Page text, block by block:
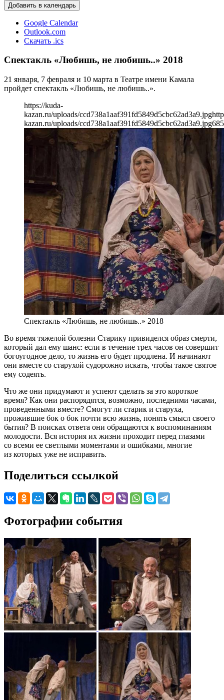
Добавить в календарь
Google Calendar
Outlook.com
Скачать .ics
Спектакль «Любишь, не любишь..» 2018
21 января, 7 февраля и 10 марта в Театре имени Камала
пройдет спектакль «Любишь, не любишь..».
https://kuda-
kazan.ru/uploads/ccd738a1aaf391fd5849d5cbc62ad3a9.jpg
kazan.ru/uploads/ccd738a1aaf391fd5849d5cbc62ad3a9.jpg685
Спектакль «Любишь, не любишь..» 2018
Во время тяжелой болезни Старику привиделся образ смерти,
который дал ему шанс: если в течение трех часов он совершит
богоугодное дело, то жизнь его будет продлена. И начинают
они вместе со старухой судорожно искать, чтобы такое святое
ему содеять.
Что же они придумают и успеют сделать за это короткое
время? Как они распорядятся, возможно, последними часами,
проведенными вместе? Смогут ли старик и старуха,
прожившие бок о бок почти всю жизнь, понять смысл своего
бытия? В поисках ответа они обращаются к воспоминаниям
молодости. Вся история их жизни проходит перед глазами
со всеми ее светлыми моментами и ошибками, многие
из которых уже не исправить.
Поделиться ссылкой
Фотографии события